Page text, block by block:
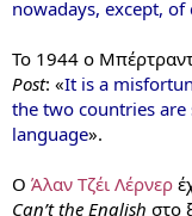
nowadays, except,
Το 1944 ο
Post: «It is a
the two countries
language».
Ο Άλαν Τζέι Λέρνερ
Can’t the English στο